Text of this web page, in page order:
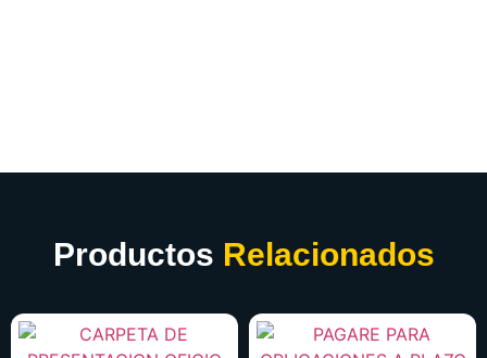
Productos Relacionados